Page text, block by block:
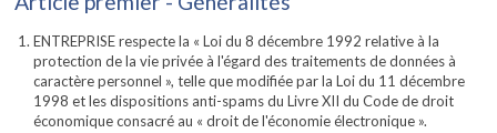
ENTREPRISE respecte la « Loi du 8 décembre 1992 relative à la
protection de la vie privée à l'égard des traitements de données à
caractère personnel », telle que modifiée par la Loi du 11 décembre
1998 et les dispositions anti-spams du Livre XII du Code de droit
économique consacré au « droit de l'économie électronique ».